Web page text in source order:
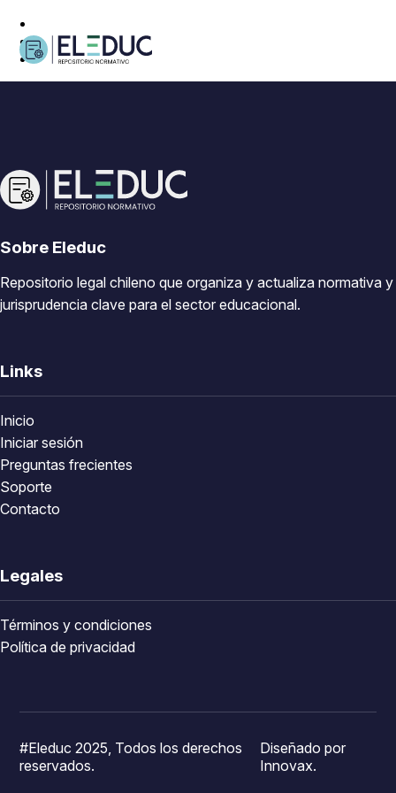
Sobre Eleduc
Repositorio legal chileno que organiza y actualiza normativa y
jurisprudencia clave para el sector educacional.
Links
Inicio
Iniciar sesión
Preguntas frecientes
Soporte
Contacto
Legales
Términos y condiciones
Política de privacidad
#Eleduc 2025, Todos los derechos
reservados.
Diseñado por
Innovax.